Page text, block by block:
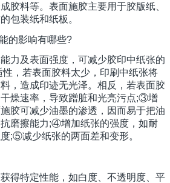
胶料等。表面施胶主要用于胶版纸、
包装纸和纸板。
的影响有哪些?
力及表面强度，可减少胶印中纸张的
，若表面胶料太少，印刷中纸张将
，造成印迹无光泽。相反，若表面胶
燥速率，导致蹭脏和光亮污点;③增
胶可减少油墨的渗透，因而易于把油
磨擦能力;④增加纸张的强度，如耐
;⑤减少纸张的两面差和变形。
得特定性能，如白度、不透明度、平